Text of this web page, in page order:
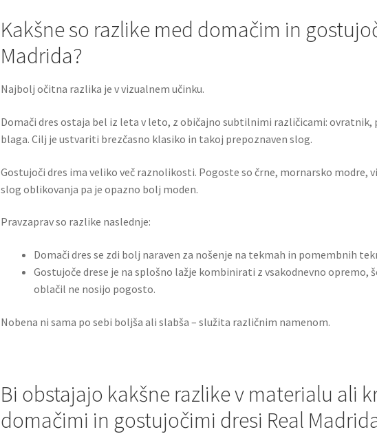
Kakšne so razlike med domačim in
Madrida?
Najbolj očitna razlika je v vizualnem učinku.
Domači dres ostaja bel iz leta v leto, z običajno subtilnimi različicami: ovratnik,
blaga. Cilj je ustvariti brezčasno klasiko in takoj prepoznaven slog.
Gostujoči dres ima veliko več raznolikosti. Pogoste so črne, mornarsko modre,
slog oblikovanja pa je opazno bolj moden.
Pravzaprav so razlike naslednje:
Domači dres se zdi bolj naraven za nošenje na tekmah in pomembnih
Gostujoče drese je na splošno lažje kombinirati z vsakodnevno opremo,
oblačil ne nosijo pogosto.
Nobena ni sama po sebi boljša ali slabša – služita različnim namenom.
Bi obstajajo kakšne razlike v materialu ali
domačimi in gostujočimi dresi Real